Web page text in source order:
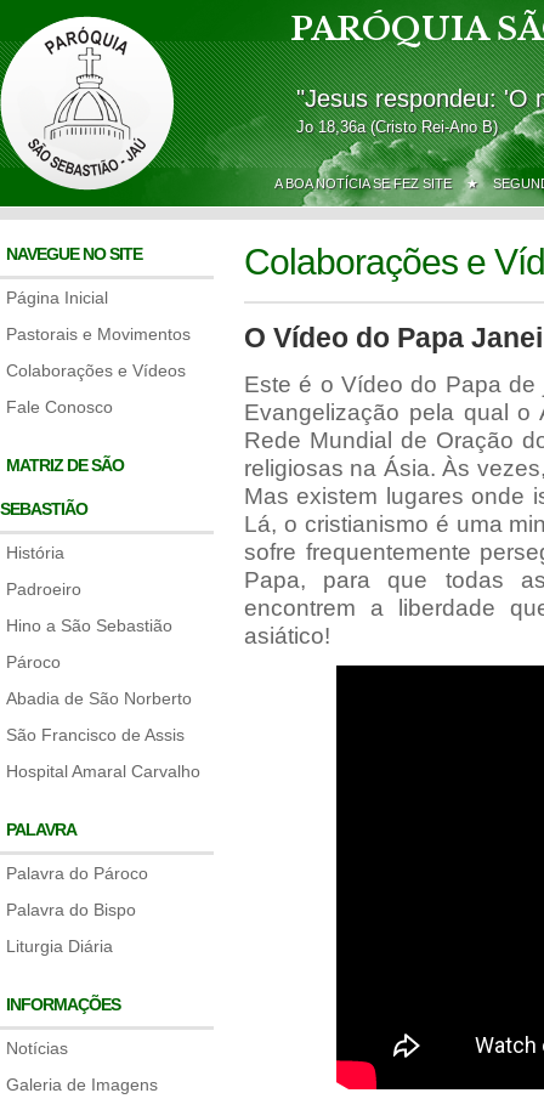
PARÓQUIA
"Jesus respondeu: 'O
Jo 18,36a (Cristo Rei-Ano B)
A BOA NOTÍCIA SE FEZ SITE ★
NAVEGUE NO SITE
Página Inicial
Pastorais e Movimentos
Colaborações e Vídeos
Fale Conosco
MATRIZ DE SÃO
SEBASTIÃO
História
Padroeiro
Hino a São Sebastião
Pároco
Abadia de São Norberto
São Francisco de Assis
Hospital Amaral Carvalho
PALAVRA
Palavra do Pároco
Palavra do Bispo
Liturgia Diária
INFORMAÇÕES
Notícias
Galeria de Imagens
Colaborações e
O Vídeo do Papa
Este é o Vídeo do Papa
Evangelização pela qual
Rede Mundial de Oração
religiosas na Ásia. Às
Mas existem lugares onde
Lá, o cristianismo é uma
sofre frequentemente
Papa, para que todas
encontrem a liberdade
asiático!